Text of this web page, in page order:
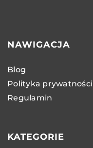
NAWIGACJA
Blog
Polityka prywatności
Regulamin
KATEGORIE